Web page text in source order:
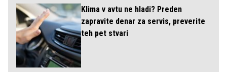
Klima v avtu ne hladi? Preden
zapravite denar za servis, preverite
teh pet stvari